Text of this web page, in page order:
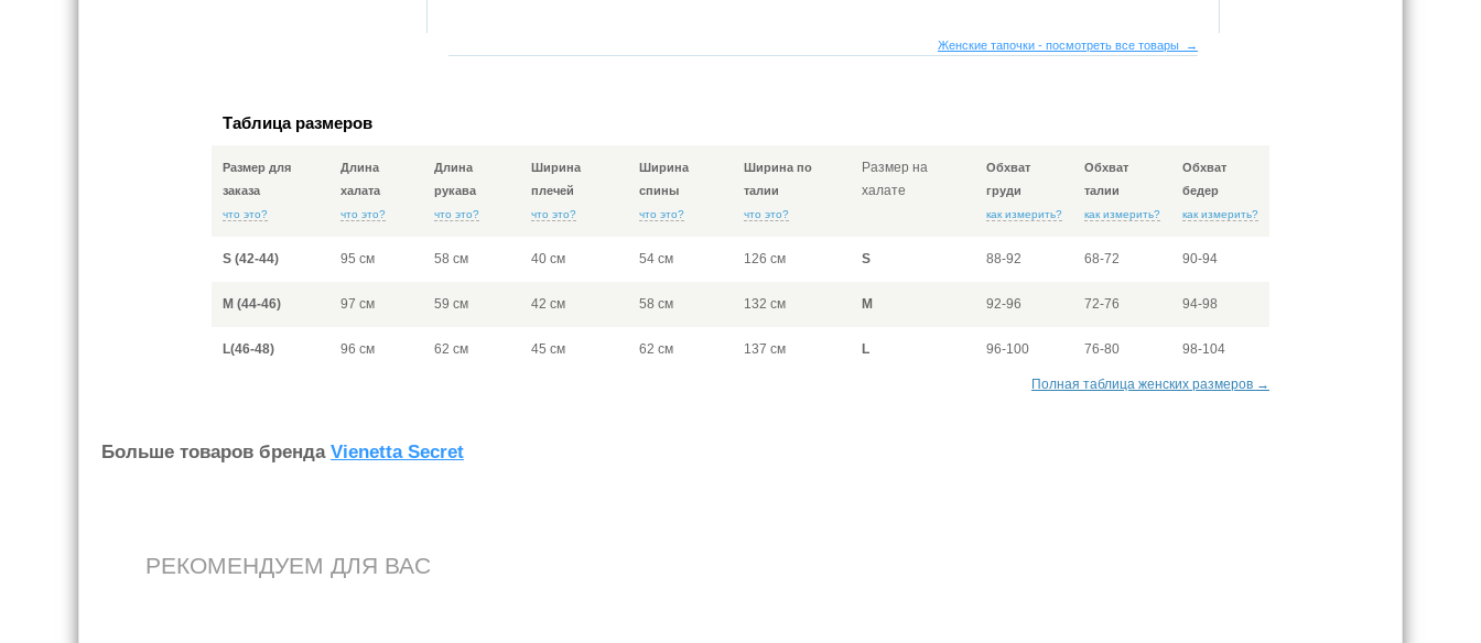
Женские тапочки - посмотреть все товары →
Таблица размеров
Размер для
заказа
что это?
Длина
халата
что это?
Длина
рукава
что это?
Ширина
плечей
что это?
Ширина
спины
что это?
Ширина по
талии
что это?
Размер на
халате
Обхват
груди
как измерить?
Обхват
талии
как измерить?
Обхват
бедер
как измерить?
S (42-44) 95 см 58 см 40 см 54 см 126 см S 88-92 68-72 90-94
M (44-46) 97 см 59 см 42 см 58 см 132 см M 92-96 72-76 94-98
L(46-48) 96 см 62 см 45 см 62 см 137 см L 96-100 76-80 98-104
Полная таблица женских размеров →
Больше товаров бренда Vienetta Secret
РЕКОМЕНДУЕМ ДЛЯ ВАС